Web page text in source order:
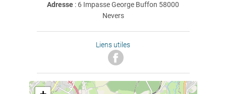
Adresse : 6 Impasse George Buffon 58000
Nevers
Liens utiles